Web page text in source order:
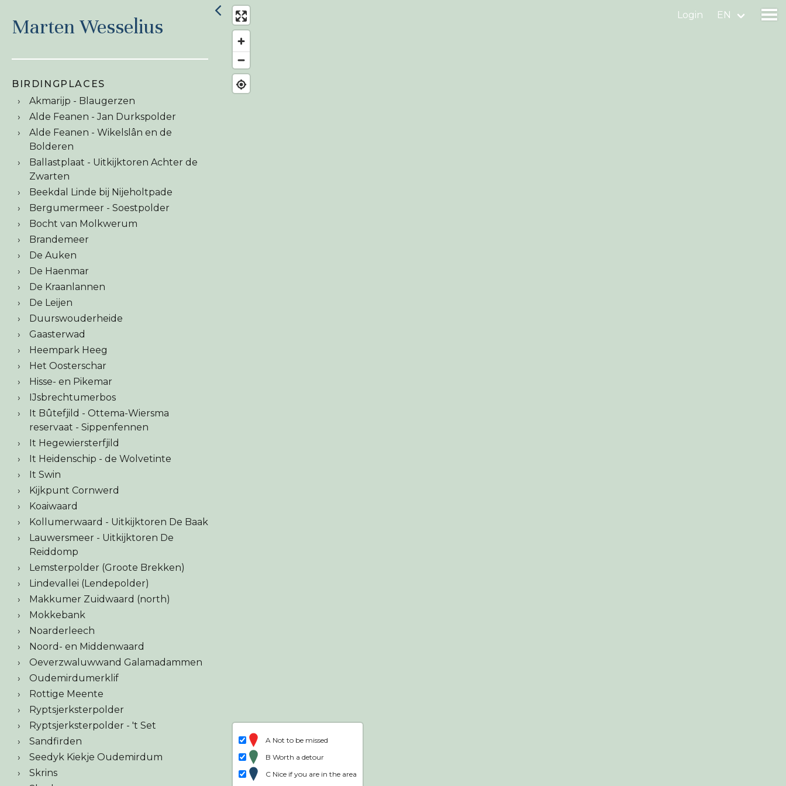
Login EN
Marten Wesselius
BIRDINGPLACES
Akmarijp - Blaugerzen
Alde Feanen - Jan Durkspolder
Alde Feanen - Wikelslân en de
Bolderen
Ballastplaat - Uitkijktoren Achter de
Zwarten
Beekdal Linde bij Nijeholtpade
Bergumermeer - Soestpolder
Bocht van Molkwerum
Brandemeer
De Auken
De Haenmar
De Kraanlannen
De Leijen
Duurswouderheide
Gaasterwad
Heempark Heeg
Het Oosterschar
Hisse- en Pikemar
IJsbrechtumerbos
It Bûtefjild - Ottema-Wiersma
reservaat - Sippenfennen
It Hegewiersterfjild
It Heidenschip - de Wolvetinte
It Swin
Kijkpunt Cornwerd
Koaiwaard
Kollumerwaard - Uitkijktoren De Baak
Lauwersmeer - Uitkijktoren De
Reiddomp
Lemsterpolder (Groote Brekken)
Lindevallei (Lendepolder)
Makkumer Zuidwaard (north)
Mokkebank
Noarderleech
Noord- en Middenwaard
Oeverzwaluwwand Galamadammen
Oudemirdumerklif
Rottige Meente
Ryptsjerksterpolder
Ryptsjerksterpolder - 't Set
Sandfirden
Seedyk Kiekje Oudemirdum
Skrins
A Not to be missed
B Worth a detour
C Nice if you are in the area